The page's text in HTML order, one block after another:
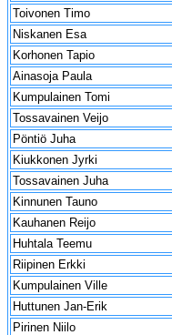
Toivonen Timo
Niskanen Esa
Korhonen Tapio
Ainasoja Paula
Kumpulainen Tomi
Tossavainen Veijo
Pöntiö Juha
Kiukkonen Jyrki
Tossavainen Juha
Kinnunen Tauno
Kauhanen Reijo
Huhtala Teemu
Riipinen Erkki
Kumpulainen Ville
Huttunen Jan-Erik
Pirinen Niilo